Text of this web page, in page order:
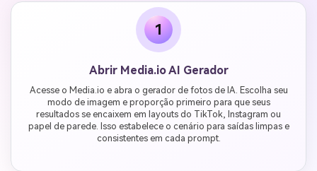
1
Abrir Media.io AI Gerador
Acesse o Media.io e abra o gerador de fotos de IA. Escolha seu
modo de imagem e proporção primeiro para que seus
resultados se encaixem em layouts do TikTok, Instagram ou
papel de parede. Isso estabelece o cenário para saídas limpas e
consistentes em cada prompt.